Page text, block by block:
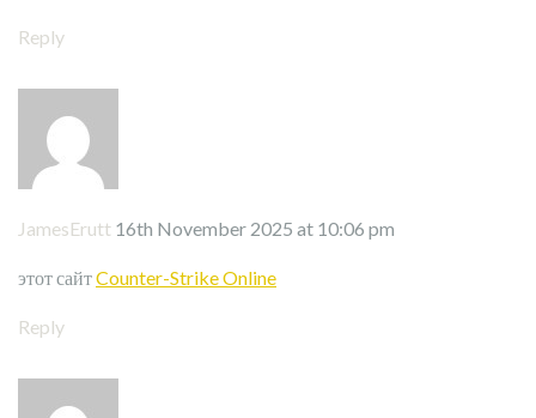
Reply
JamesErutt 16th November 2025 at 10:06 pm
этот сайтCounter-Strike Online
Reply